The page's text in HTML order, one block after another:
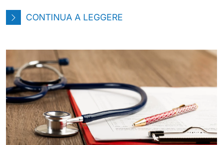
CONTINUA A LEGGERE